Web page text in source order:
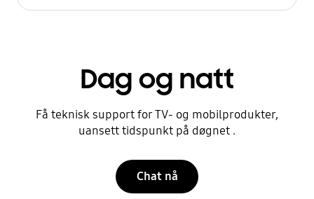
Dag og natt
Få teknisk support for TV- og mobilprodukter,
uansett tidspunkt på døgnet .
Chat nå